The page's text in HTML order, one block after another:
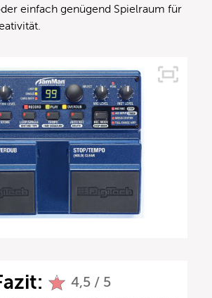
einfach genügend Spielraum für
4,5 / 5